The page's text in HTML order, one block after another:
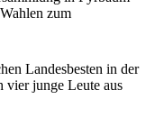
zum
Landesbesten in der
vier junge Leute aus